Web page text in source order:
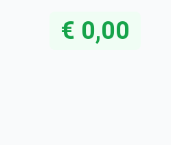
€ 0,00